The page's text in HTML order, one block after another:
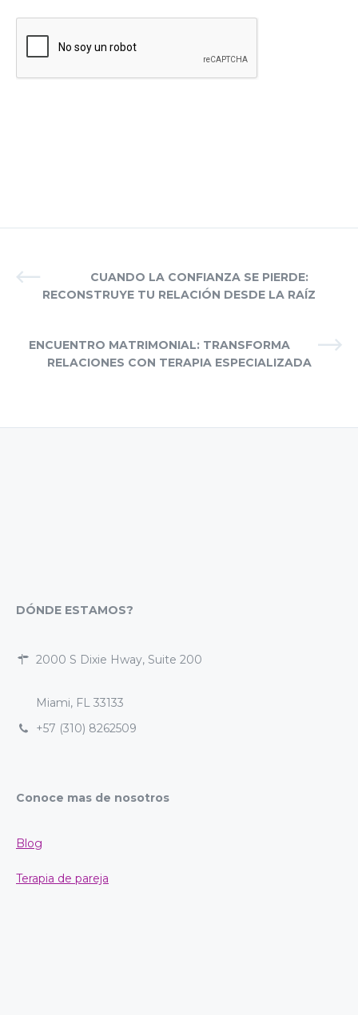
CUANDO LA CONFIANZA SE PIERDE:
RECONSTRUYE TU RELACIÓN DESDE LA RAÍZ
ENCUENTRO MATRIMONIAL: TRANSFORMA
RELACIONES CON TERAPIA ESPECIALIZADA
DÓNDE ESTAMOS?
2000 S Dixie Hway, Suite 200
Miami, FL 33133
+57 (310) 8262509
Conoce mas de nosotros
Blog
Terapia de pareja